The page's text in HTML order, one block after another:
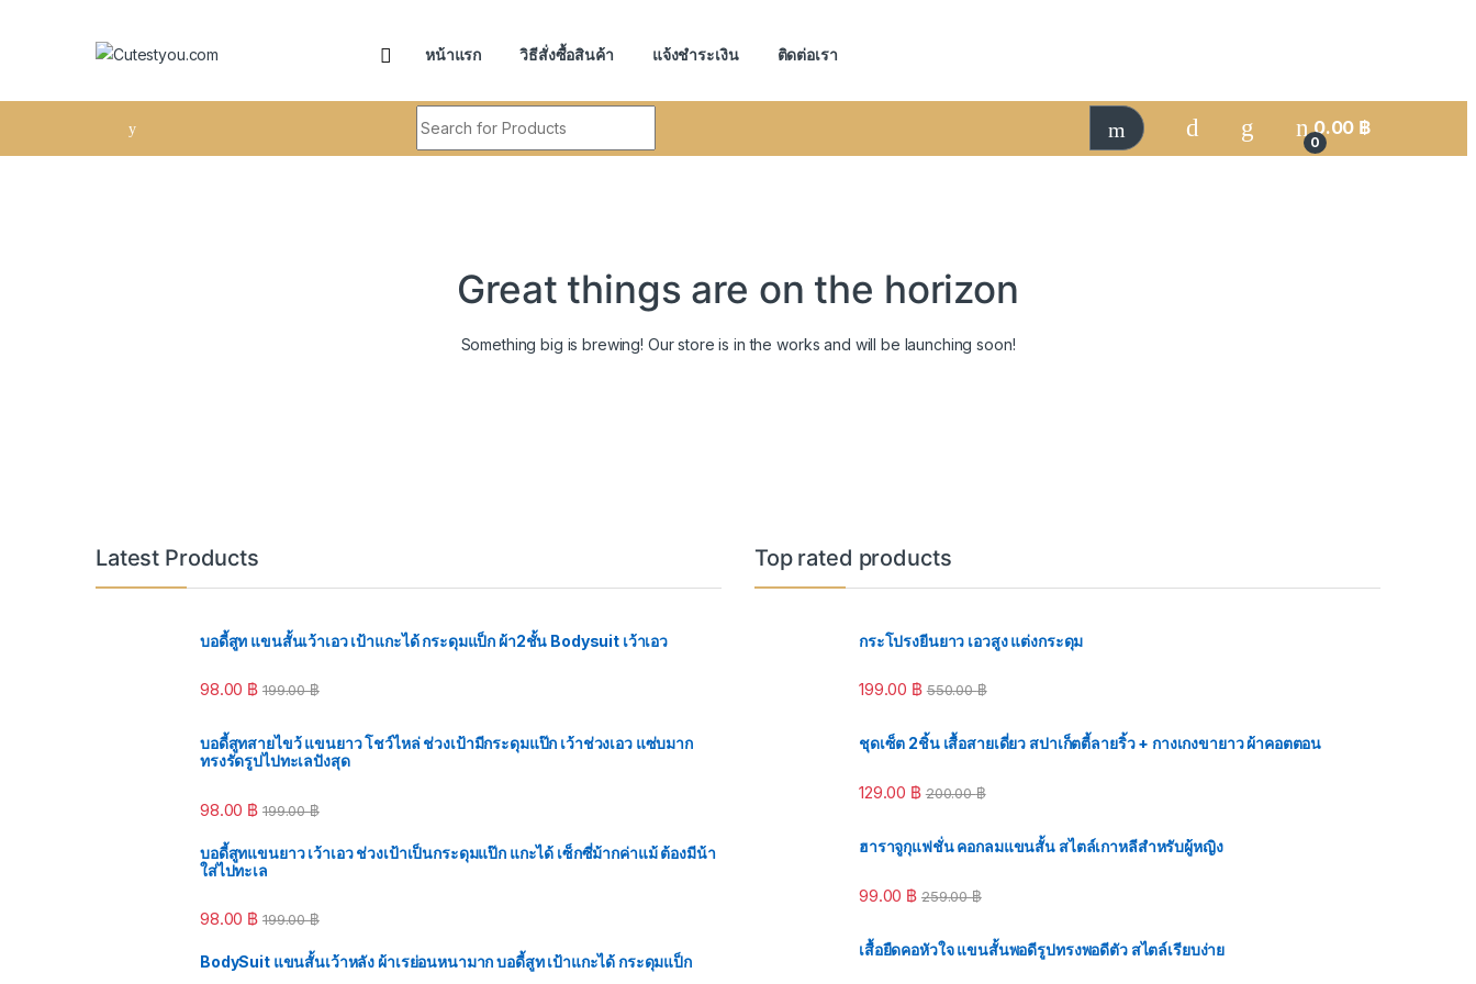
หน้าแรก วิธีสั่งซื้อสินค้า แจ้งชำระเงิน ติดต่อเรา
0
0.00 ฿
Great things are on the horizon
Something big is brewing! Our store is in the works and will be launching soon!
Latest Products
บอดี้สูท แขนสั้นเว้าเอว เป้าแกะได้ กระดุมแป็ก ผ้า2ชั้น Bodysuit เว้าเอว
98.00 ฿ 199.00฿
บอดี้สูทสายไขว้ แขนยาว โชว์ไหล่ ช่วงเป้ามีกระดุมแป๊ก เว้าช่วงเอว แซ่บมาก
ทรงรัดรูปไปทะเลปังสุด
98.00 ฿ 199.00฿
บอดี้สูทแขนยาว เว้าเอว ช่วงเป้าเป็นกระดุมแป๊ก แกะได้ เซ็กซี่ม้ากค่าแม้ ต้องมีน้า
ใส่ไปทะเล
98.00 ฿ 199.00฿
BodySuit แขนสั้นเว้าหลัง ผ้าเรย่อนหนามาก บอดี้สูท เป้าแกะได้ กระดุมแป็ก
Top rated products
กระโปรงยีนยาว เอวสูง แต่งกระดุม
199.00 ฿ 550.00฿
ชุดเซ็ต 2ชิ้น เสื้อสายเดี่ยว สปาเก็ตตี้ลายริ้ว + กางเกงขายาว ผ้าคอตตอน
129.00 ฿ 200.00฿
ฮาราจูกุแฟชั่น คอกลมแขนสั้น สไตล์เกาหลีสำหรับผู้หญิง
99.00 ฿ 259.00฿
เสื้อยืดคอหัวใจ แขนสั้นพอดีรูปทรงพอดีตัว สไตล์เรียบง่าย